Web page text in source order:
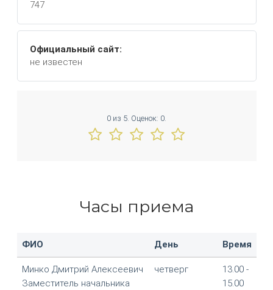
747
Официальный сайт:
не известен
0 из 5. Оценок: 0
Часы приема
ФИО День Время
Минко Дмитрий Алексеевич
Заместитель начальника
четверг
13.00 -
15.00